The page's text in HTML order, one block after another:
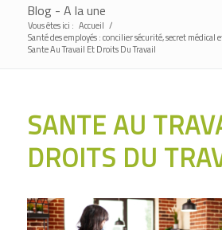
Blog - A la une
Vous êtes ici : Accueil /
Santé des employés : concilier sécurité, secret médical
Sante Au Travail Et Droits Du Travail
SANTE AU
DROITS DU